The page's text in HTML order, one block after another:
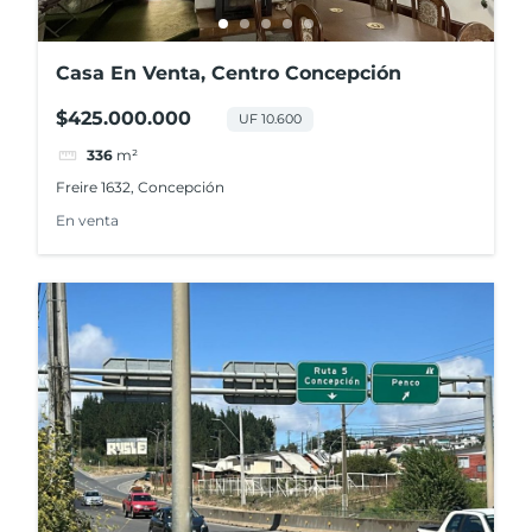
Casa En Venta, Centro Concepción
$425.000.000 UF 10.600
336 m²
Freire 1632, Concepción
En venta